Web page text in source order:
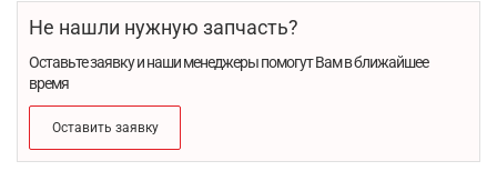
Не нашли нужную запчасть?
Оставьте заявку и наши менеджеры помогут Вам в ближайшее
время
Оставить заявку